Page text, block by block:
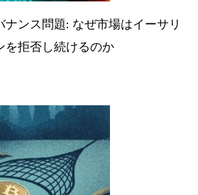
ンス問題: なぜ市場はイーサリ
を拒否し続けるのか